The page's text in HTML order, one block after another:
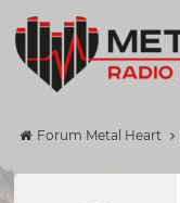
Forum Metal Heart